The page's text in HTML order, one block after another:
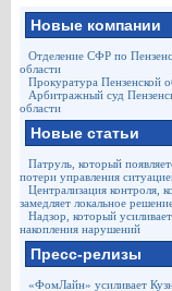
Новые компании
Отделение СФР по
области
Прокуратура Пензенской
Арбитражный суд
области
Новые статьи
Патруль, который
потери управления
Централизация контроля,
замедляет локальное
Надзор, который
накопления нарушений
Пресс-релизы
«ФомЛайн» усиливает